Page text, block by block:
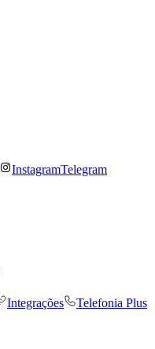
InstagramTelegram
Integrações
Telefonia Plus